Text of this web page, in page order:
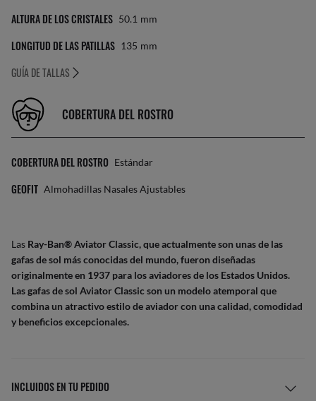
ALTURA DE LOS CRISTALES 50.1 Mm
LONGITUD DE LAS PATILLAS 135 Mm
GUÍA DE TALLAS
COBERTURA DEL ROSTRO
COBERTURA DEL ROSTRO Estándar
GEOFIT Almohadillas Nasales Ajustables
Las Ray-Ban® Aviator Classic, que actualmente son unas de las
gafas de sol más conocidas del mundo, fueron diseñadas
originalmente en 1937 para los aviadores de los Estados Unidos.
Las gafas de sol Aviator Classic son un modelo atemporal que
combina un atractivo estilo de aviador con una calidad, comodidad
y beneficios excepcionales.
INCLUIDOS EN TU PEDIDO